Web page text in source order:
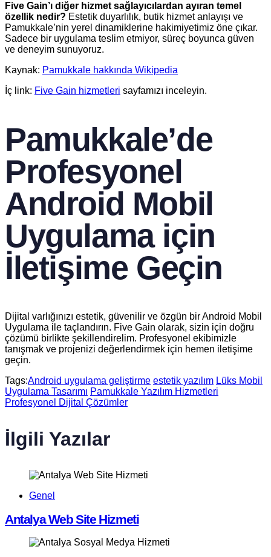
Five Gain’ı diğer hizmet sağlayıcılardan ayıran temel
özellik nedir? Estetik duyarlılık, butik hizmet anlayışı ve
Pamukkale’nin yerel dinamiklerine hakimiyetimiz öne çıkar.
Sadece bir uygulama teslim etmiyor, süreç boyunca güven
ve deneyim sunuyoruz.
Kaynak: Pamukkale hakkında Wikipedia
İç link: Five Gain hizmetleri sayfamızı inceleyin.
Pamukkale’de
Profesyonel
Android Mobil
Uygulama için
İletişime Geçin
Dijital varlığınızı estetik, güvenilir ve özgün bir Android Mobil
Uygulama ile taçlandırın. Five Gain olarak, sizin için doğru
çözümü birlikte şekillendirelim. Profesyonel ekibimizle
tanışmak ve projenizi değerlendirmek için hemen iletişime
geçin.
Tags:Android uygulama geliştirme estetik yazılım Lüks Mobil
Uygulama Tasarımı Pamukkale Yazılım Hizmetleri
Profesyonel Dijital Çözümler
İlgili Yazılar
Genel
Antalya Web Site Hizmeti